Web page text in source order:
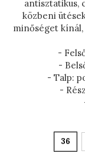
GYEREK
PAPUCS
TÉLI GYAPJÚ
Női És Férfi
KIVEHETŐ
BÜTYKÖS
antisztatikus,
közbeni
minőséget
-
-
- Talp:
-
36